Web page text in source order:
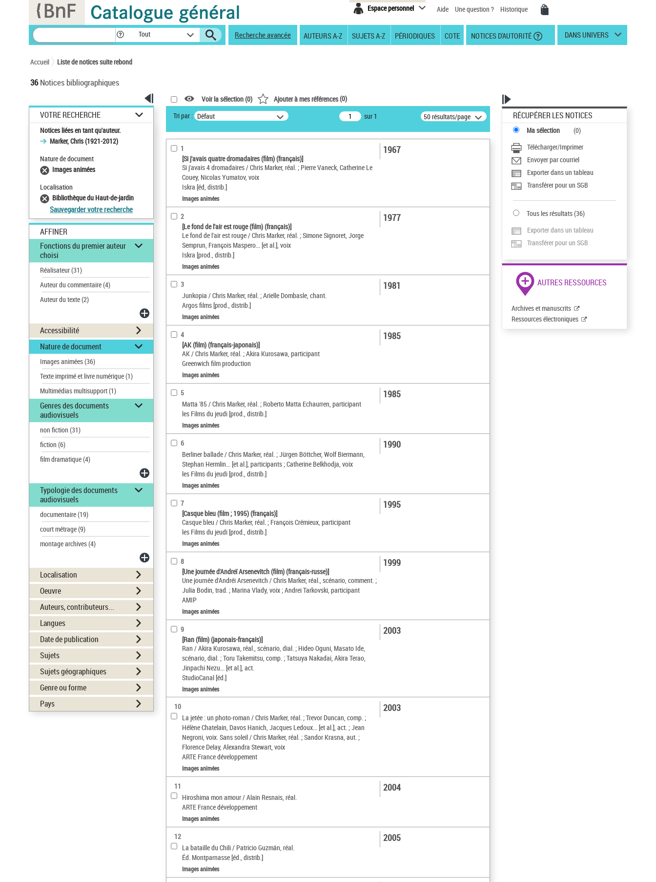
Espace personnel Aide Une question ? Historique
Tout Recherche avancée AUTEURS A-Z SUJETS A-Z PÉRIODIQUES COTE NOTICES D'AUTORITÉ DANS UNIVERS
Accueil Liste de notices suite rebond
36Notices bibliographiques
VOTRE RECHERCHE
Notices liées en tant qu'auteur.
Marker, Chris (1921-2012)
Nature de document
Images animées
Localisation
Bibliothèque du Haut-de-jardin
Sauvegarder votre recherche
AFFINER
Fonctions du premier auteur
choisi
Réalisateur(31)
Auteur du commentaire(4)
Auteur du texte(2)
Accessibilité
Nature de document
Images animées(36)
Texte imprimé et livre numérique(1)
Multimédias multisupport(1)
Genres des documents
audiovisuels
non fiction (31)
fiction (6)
film dramatique(4)
Typologie des documents
audiovisuels
documentaire(19)
court métrage(9)
montage archives(4)
Localisation
Oeuvre
Auteurs, contributeurs...
Langues
Date de publication
Sujets
Sujets géographiques
Genre ou forme
Pays
Voir la sélection (0) Ajouter à mes références(0)
Tri par : Défaut sur 1 50 résultats/page
1
[Si j'avais quatre dromadaires (film) (français)]
Si j'avais 4 dromadaires / Chris Marker, réal. ; Pierre Vaneck, Catherine Le
Couey, Nicolas Yumatov, voix
Iskra [éd, distrib.]
1967
Images animées
2
[Le fond de l'air est rouge (film) (français)]
Le fond de l'air est rouge / Chris Marker, réal. ; Simone Signoret, Jorge
Semprun, François Maspero... [et al.], voix
Iskra [prod., distrib.]
1977
Images animées
3
Junkopia / Chris Marker, réal. ; Arielle Dombasle, chant.
Argos films [prod., distrib.]
1981
Images animées
4
[AK (film) (français-japonais)]
AK / Chris Marker, réal. ; Akira Kurosawa, participant
Greenwich film production
1985
Images animées
5
Matta '85 / Chris Marker, réal. ; Roberto Matta Echaurren, participant
les Films du jeudi [prod., distrib.]
1985
Images animées
6
Berliner ballade / Chris Marker, réal. ; Jürgen Böttcher, Wolf Biermann,
Stephan Hermlin... [et al.], participants ; Catherine Belkhodja, voix
les Films du jeudi [prod., distrib.]
1990
Images animées
7
[Casque bleu (film ; 1995) (français)]
Casque bleu / Chris Marker, réal. ; François Crémieux, participant
les Films du jeudi [prod., distrib.]
1995
Images animées
8
[Une journée d'Andreï Arsenevitch (film) (français-russe)]
Une journée d'Andréi Arsenevitch / Chris Marker, réal., scénario, comment. ;
Julia Bodin, trad. ; Marina Vlady, voix ; Andrei Tarkovski, participant
AMIP
1999
Images animées
9
[Ran (film) (japonais-français)]
Ran / Akira Kurosawa, réal., scénario, dial. ; Hideo Oguni, Masato Ide,
scénario, dial. ; Toru Takemitsu, comp. ; Tatsuya Nakadai, Akira Terao,
Jinpachi Nezu... [et al.], act.
StudioCanal [éd.]
2003
Images animées
10
La jetée : un photo-roman / Chris Marker, réal. ; Trevor Duncan, comp. ;
Hélène Chatelain, Davos Hanich, Jacques Ledoux... [et al.], act. ; Jean
Negroni, voix. Sans soleil / Chris Marker, réal. ; Sandor Krasna, aut. ;
Florence Delay, Alexandra Stewart, voix
ARTE France développement
2003
Images animées
11
Hiroshima mon amour / Alain Resnais, réal.
ARTE France développement
2004
Images animées
12
La bataille du Chili / Patricio Guzmán, réal.
Éd. Montparnasse [éd., distrib.]
2005
Images animées
RÉCUPÉRER LES NOTICES
Ma sélection (0)
Télécharger/Imprimer
Envoyer par courriel
Exporter dans un tableau
Transférer pour un SGB
Tous les résultats(36)
Exporter dans un tableau
Transférer pour un SGB
AUTRES RESSOURCES
Archives et manuscrits
Ressources électroniques
Panneau de gestion des cookies